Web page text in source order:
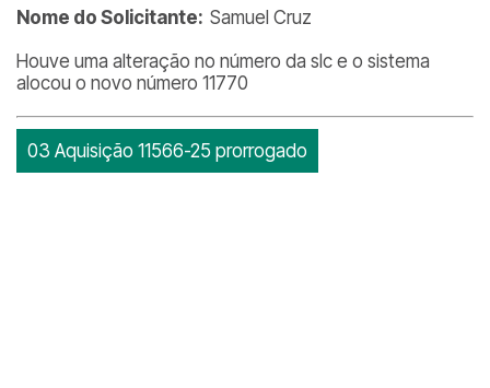
Nome do Solicitante: Samuel Cruz
Houve uma alteração no número da slc e o sistema
alocou o novo número 11770
03 Aquisição 11566-25 prorrogado